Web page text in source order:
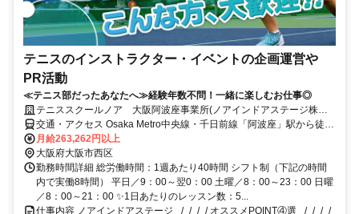
テニスのインストラクター・イベントの企画運営や
PR活動
≪テニス部だったあなたへ≫経験年数不問！一緒に楽しむお仕事◎
テニススクールノア 大阪阿波座事業所(ノアインドアステージ株式
会社)
交通・アクセス Osaka Metro中央線・千日前線「阿波座」駅から徒歩
4分
月給263,262円以上
大阪府大阪市西区
勤務時間詳細 総労働時間：1週あたり40時間 シフト制（下記の時間
内で実働8時間） 平日／9：00～翌0：00 土曜／8：00～23：00 日曜
／8：00～21：00 ✨1日あたりのレッスン数：5...
仕事内容 ノアインドアステージ _/_/_/_/ オススメPOINT④選 _/_/_/_/